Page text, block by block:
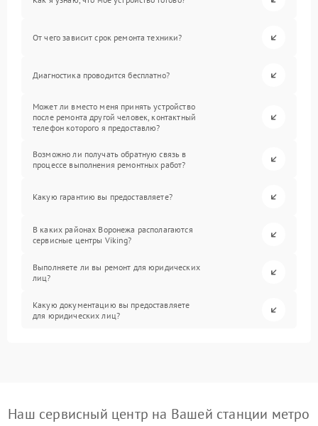
От чего зависит срок ремонта техники?
Диагностика проводится бесплатно?
Может ли вместо меня принять устройство
после ремонта другой человек, контактный
телефон которого я предоставлю?
Возможно ли получать обратную связь в
процессе выполнения ремонтных работ?
Какую гарантию вы предоставляете?
В каких районах Воронежа располагаются
сервисные центры Viking?
Выполняете ли вы ремонт для юридических
лиц?
Какую документацию вы предоставляете
для юридических лиц?
Наш сервисный центр на Вашей станции метро